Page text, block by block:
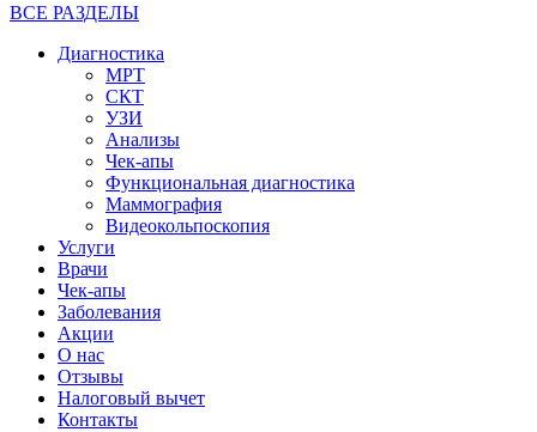
ВСЕ РАЗДЕЛЫ
Диагностика
МРТ
СКТ
УЗИ
Анализы
Чек-апы
Функциональная диагностика
Маммография
Видеокольпоскопия
Услуги
Врачи
Чек-апы
Заболевания
Акции
О нас
Отзывы
Налоговый вычет
Контакты